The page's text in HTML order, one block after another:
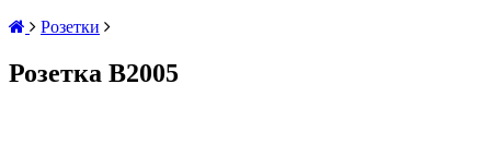
Розетки
Розетка B2005